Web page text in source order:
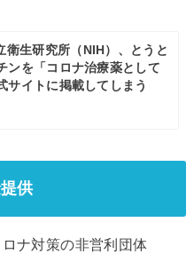
衛生研究所（NIH）、とうと
ンを「コロナ治療薬として
サイトに掲載してしまう
供
ナ対策の非営利団体